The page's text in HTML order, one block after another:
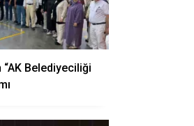
“AK Belediyeciliği